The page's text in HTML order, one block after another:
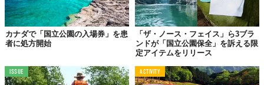
園（ちちぶたまかい・こくりつこうえん）」です。
交通の便が良く、関東圏以外からも多くの人が訪れる秩父エリア
や多摩エリア、富士五湖エリアを含みます。国立公園内には、北
奥仙丈岳や金峰山、雲取山など、標高2,000m級の高峰が連なるだ
けでなく、奥多摩や御岳昇仙峡といった渓流もあり、バラエティ
豊かな景観が楽しめます。
カナダで「国立公園の入場券」を患
者に処方開始
「ザ・ノース・フェイス」ら3ブラ
ンドが「国立公園保全」を訴える限
定アイテムをリリース
ISSUE ACTIVITY